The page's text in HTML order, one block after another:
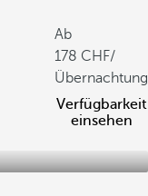
Ab
178
/
Übernachtung
Verfügbarkeit
einsehen